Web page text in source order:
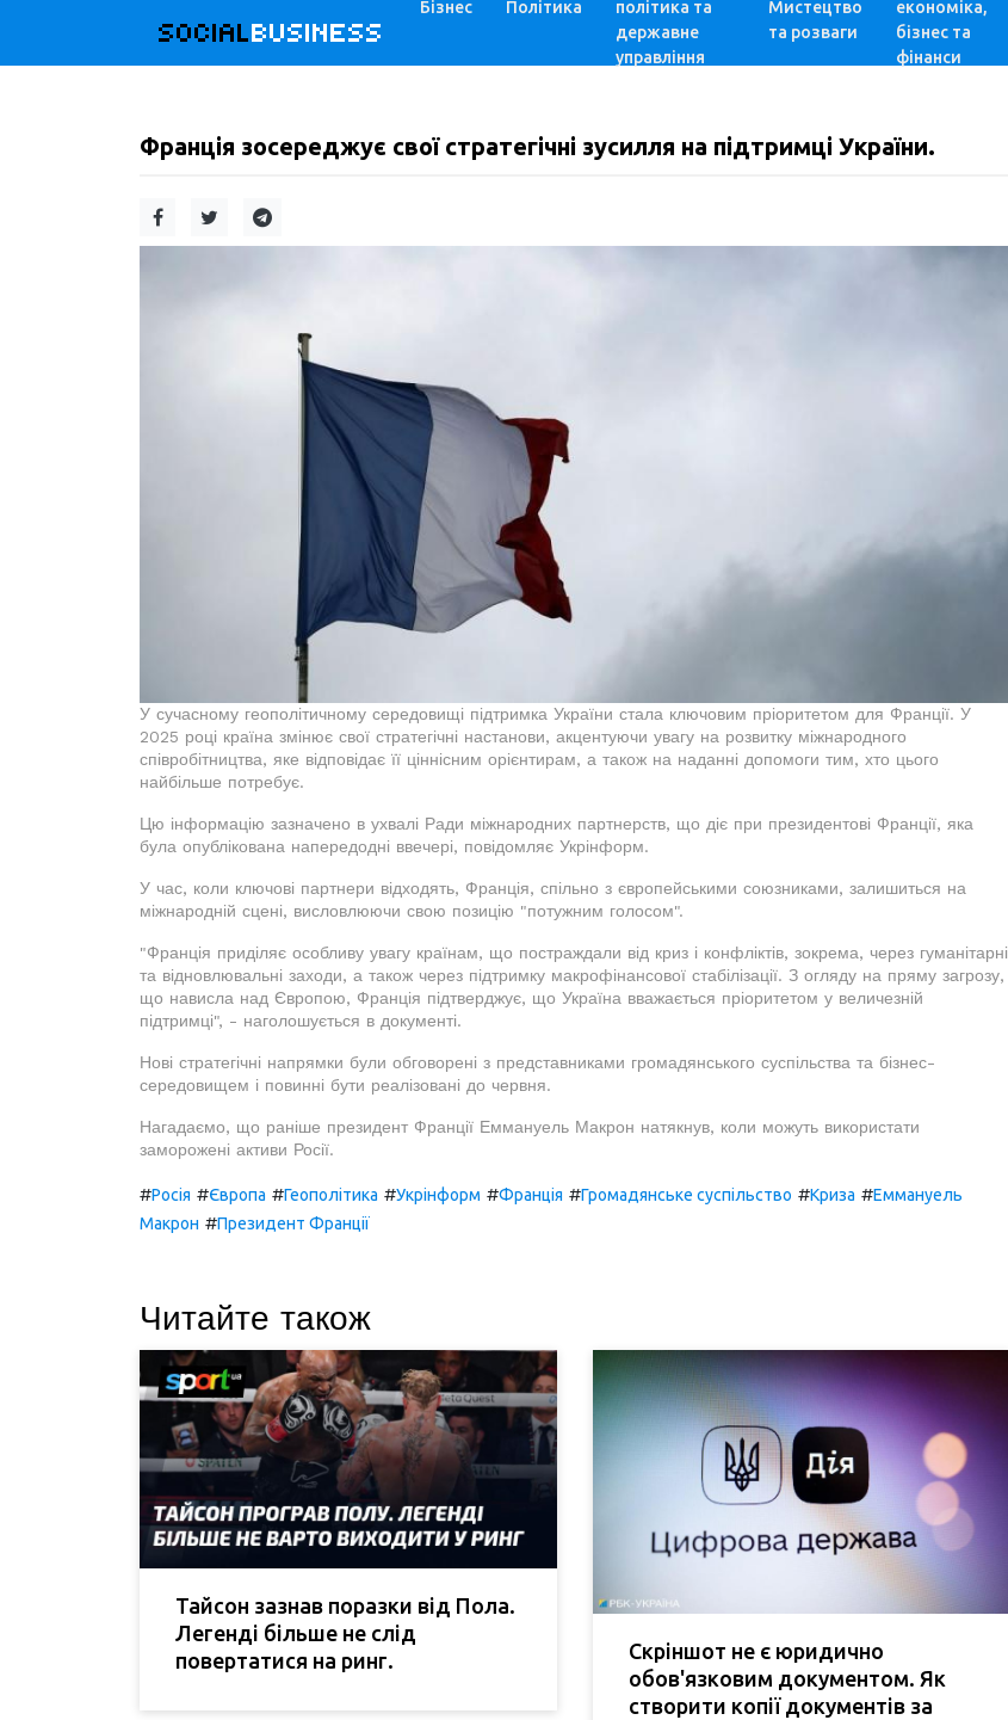
SOCIALBUSINESS
Бізнес Політика
політика та
державне
управління
Мистецтво
та розваги
економіка,
бізнес та
фінанси
Франція зосереджує свої стратегічні зусилля на підтримці України.
У сучасному геополітичному середовищі підтримка України стала ключовим пріоритетом для Франції. У
2025 році країна змінює свої стратегічні настанови, акцентуючи увагу на розвитку міжнародного
співробітництва, яке відповідає її ціннісним орієнтирам, а також на наданні допомоги тим, хто цього
найбільше потребує.
Цю інформацію зазначено в ухвалі Ради міжнародних партнерств, що діє при президентові Франції, яка
була опублікована напередодні ввечері, повідомляє Укрінформ.
У час, коли ключові партнери відходять, Франція, спільно з європейськими союзниками, залишиться на
міжнародній сцені, висловлюючи свою позицію "потужним голосом".
"Франція приділяє особливу увагу країнам, що постраждали від криз і конфліктів, зокрема, через гуманітарні
та відновлювальні заходи, а також через підтримку макрофінансової стабілізації. З огляду на пряму загрозу,
що нависла над Європою, Франція підтверджує, що Україна вважається пріоритетом у величезній
підтримці", - наголошується в документі.
Нові стратегічні напрямки були обговорені з представниками громадянського суспільства та бізнес-
середовищем і повинні бути реалізовані до червня.
Нагадаємо, що раніше президент Франції Еммануель Макрон натякнув, коли можуть використати
заморожені активи Росії.
#Росія #Європа #Геополітика #Укрінформ #Франція #Громадянське суспільство #Криза #Еммануель
Макрон #Президент Франції
Читайте також
Тайсон зазнав поразки від Пола.
Легенді більше не слід
повертатися на ринг.
Скріншот не є юридично
обов'язковим документом. Як
створити копії документів за